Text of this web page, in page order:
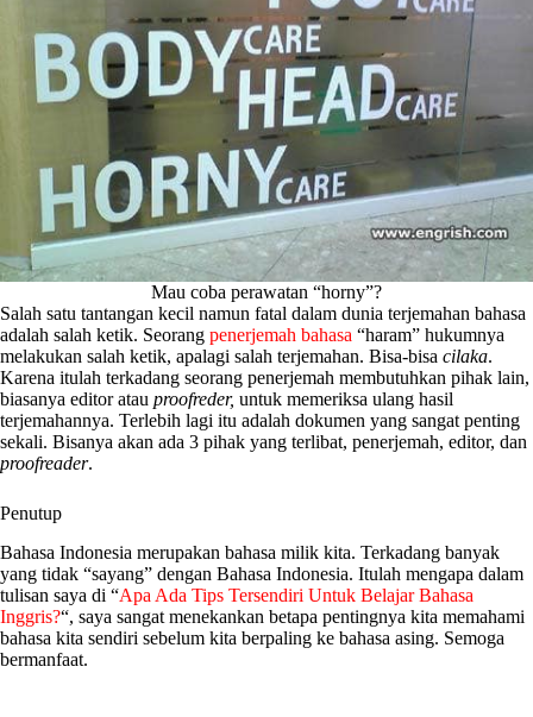
Mau coba perawatan “horny”?
Salah satu tantangan kecil namun fatal dalam dunia terjemahan bahasa
adalah salah ketik. Seorang penerjemah bahasa “haram” hukumnya
melakukan salah ketik, apalagi salah terjemahan. Bisa-bisa cilaka.
Karena itulah terkadang seorang penerjemah membutuhkan pihak lain,
biasanya editor atau proofreder, untuk memeriksa ulang hasil
terjemahannya. Terlebih lagi itu adalah dokumen yang sangat penting
sekali. Bisanya akan ada 3 pihak yang terlibat, penerjemah, editor, dan
proofreader.
Penutup
Bahasa Indonesia merupakan bahasa milik kita. Terkadang banyak
yang tidak “sayang” dengan Bahasa Indonesia. Itulah mengapa dalam
tulisan saya di “Apa Ada Tips Tersendiri Untuk Belajar Bahasa
Inggris?“, saya sangat menekankan betapa pentingnya kita memahami
bahasa kita sendiri sebelum kita berpaling ke bahasa asing. Semoga
bermanfaat.